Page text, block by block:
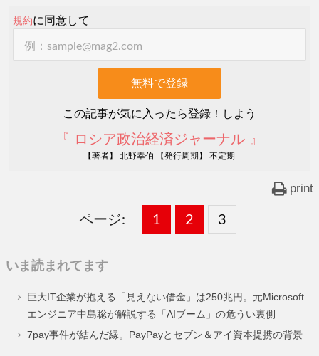
規約に同意して
この記事が気に入ったら登録！しよう
『 ロシア政治経済ジャーナル 』
【著者】 北野幸伯 【発行周期】 不定期
print
ページ:
固
ー
ジ
1 ,
固
ー
ジ
2 ,
固
ー
ジ
3
いま読まれてます
巨大IT企業が抱える「見えない借金」は250兆円。元Microsoft
エンジニア中島聡が解説する「AIブーム」の危うい裏側
7pay事件が結んだ縁。PayPayとセブン＆アイ資本提携の背景